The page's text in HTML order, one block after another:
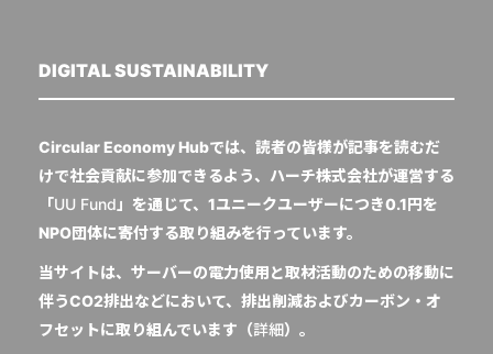
DIGITAL SUSTAINABILITY
Circular Economy Hubでは、読者の皆様が記事を読むだ
けで社会貢献に参加できるよう、ハーチ株式会社が運営する
「UU Fund 」を通じて、1ユニークユーザーにつき0.1円を
NPO団体に寄付する取り組みを行っています。
当サイトは、サーバーの電力使用と取材活動のための移動に
伴うCO2排出などにおいて、排出削減およびカーボン・オ
フセットに取り組んでいます（詳細）。